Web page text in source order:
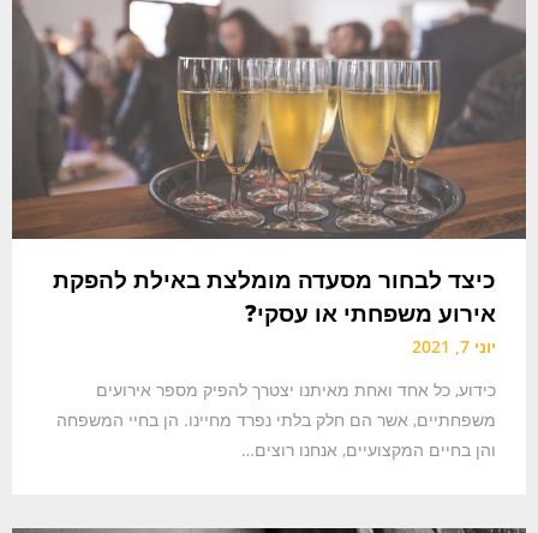
כיצד לבחור מסעדה מומלצת באילת להפקת
אירוע משפחתי או עסקי?
יוני 7, 2021
כידוע, כל אחד ואחת מאיתנו יצטרך להפיק מספר אירועים
משפחתיים, אשר הם חלק בלתי נפרד מחיינו. הן בחיי המשפחה
והן בחיים המקצועיים, אנחנו רוצים…